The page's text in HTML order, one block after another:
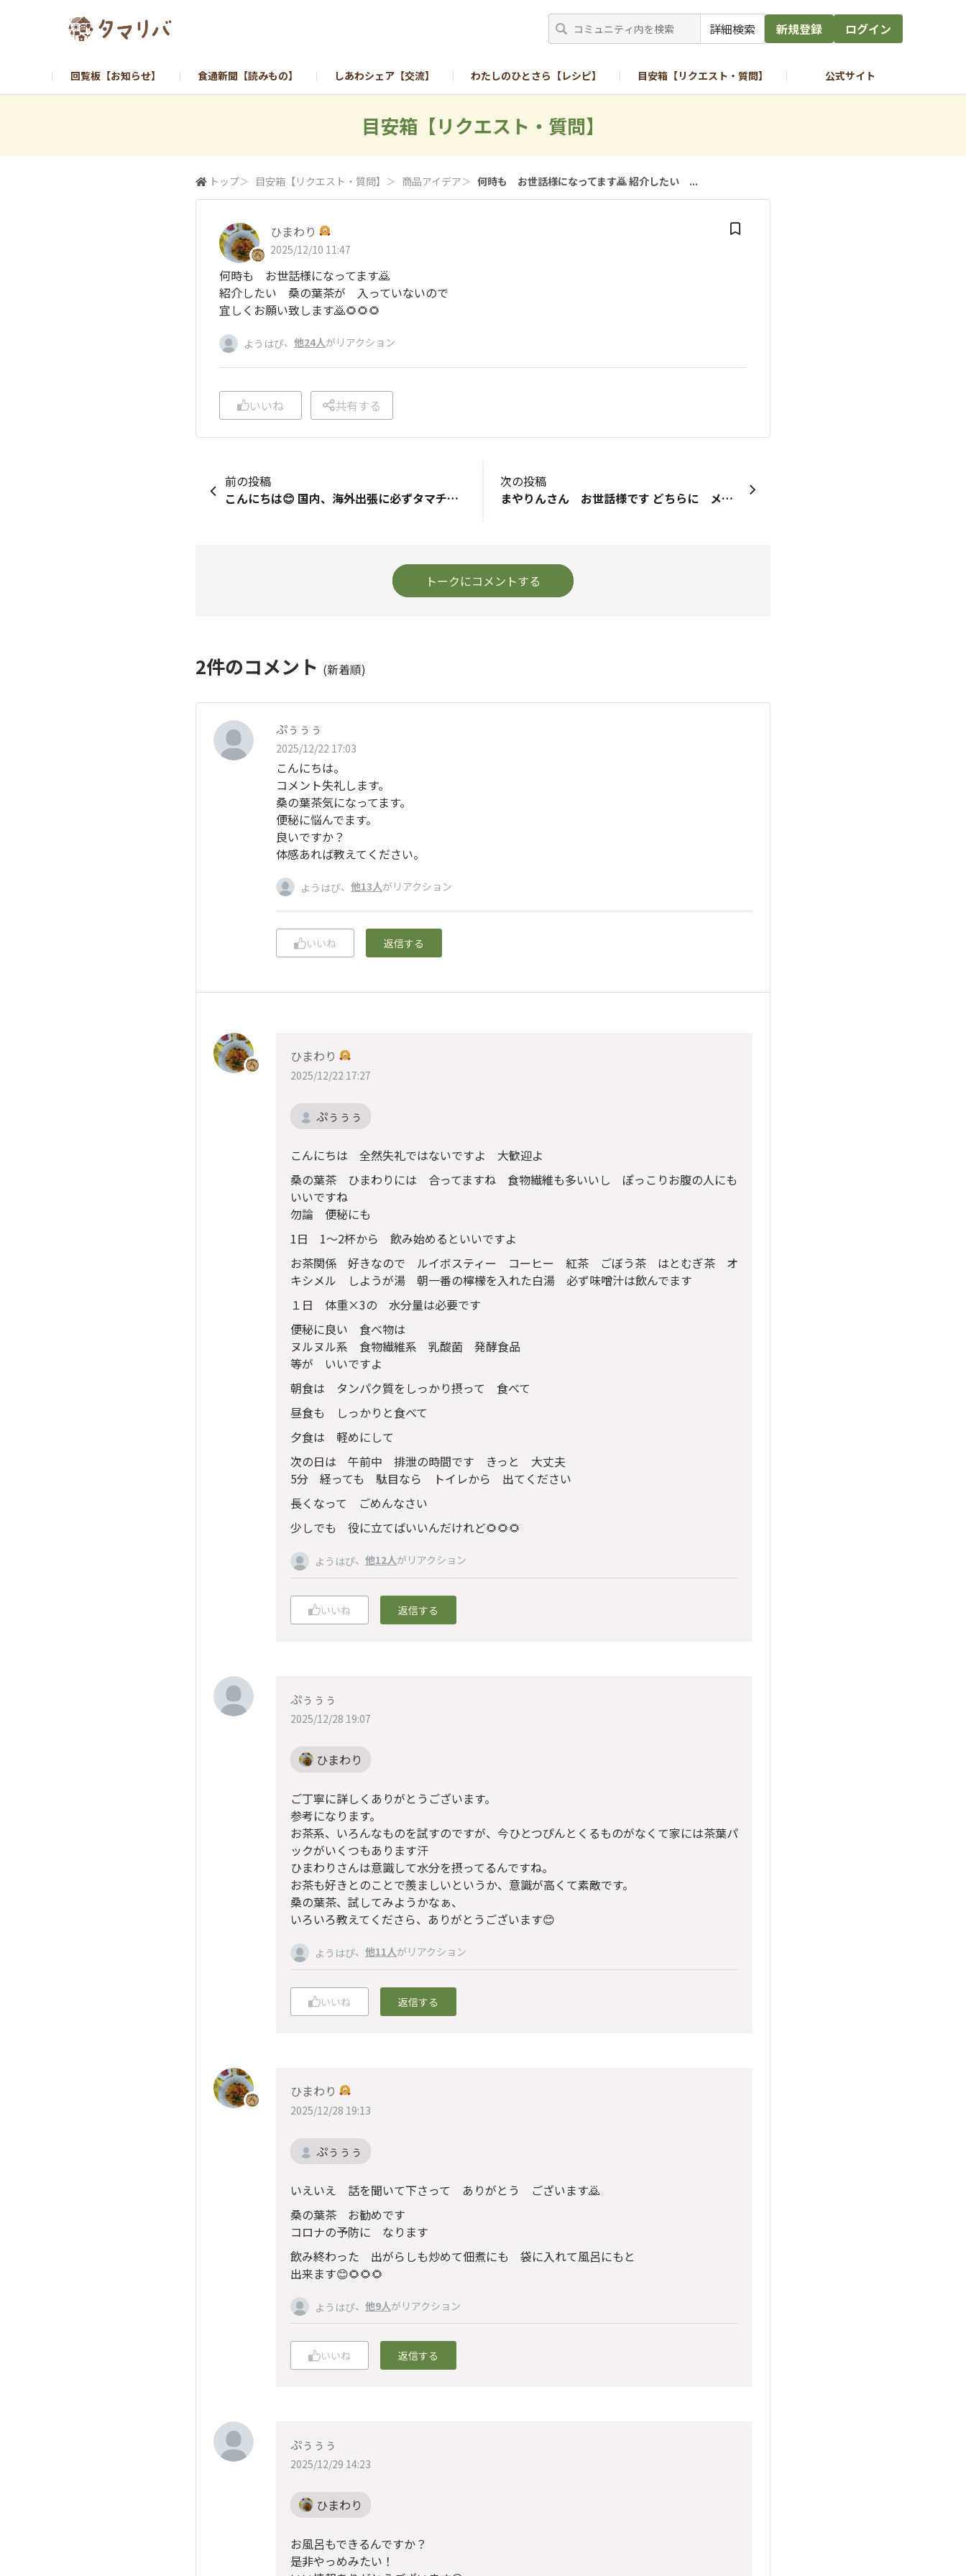
詳細検索 新規登録 ログイン
回覧板【お知らせ】 食通新聞【読みもの】 しあわシェア【交流】 わたしのひとさら【レシピ】 目安箱【リクエスト・質問】 公式サイト
目安箱【リクエスト・質問】
トップ＞ 目安箱【リクエスト・質問】 ＞ 商品アイデア＞ 何時も お世話様になってます🙇 紹介したい ...
ひまわり
2025/12/10 11:47
何時も お世話様になってます🙇
紹介したい 桑の葉茶が 入っていないので
宜しくお願い致します🙇🌻🌻🌻
ようはぴ、 他24人がリアクション
いいね 共有する
前の投稿
こんにちは😊 国内、海外出張に必ずタマチャン製品持参してます✈️ チャンス見計らってコラーゲンなどドリンクに入れて注目を浴びつつ勝手に布教活動していますが、こなゆきプラントベースコラーゲンの個包装の計画はございますか？ コスト高になってしまうかもしれませんがもしあればその場で差し上げる事が出来るので購入したいです🌿 もちろん自分も持ち運びしやすいのであればいいなと思ってます💐
次の投稿
まやりんさん お世話様です どちらに メッセージ 入れたら良いのか 分からず 両方に書きます プロフィールに 姓名が 書き出されているんですが 急な事で ビックリしてます 対処の方 宜しくお願いします🙇🌻
トークにコメントする
2件のコメント (新着順)
ぷぅぅぅ
2025/12/22 17:03
こんにちは。
コメント失礼します。
桑の葉茶気になってます。
便秘に悩んでます。
良いですか？
体感あれば教えてください。
ようはぴ、 他13人がリアクション
いいね 返信する
ひまわり
2025/12/22 17:27
ぷぅぅぅ
こんにちは 全然失礼ではないですよ 大歓迎よ
桑の葉茶 ひまわりには 合ってますね 食物繊維も多いいし ぽっこりお腹の人にも
いいですね
勿論 便秘にも
1日 1〜2杯から 飲み始めるといいですよ
お茶関係 好きなので ルイボスティー コーヒー 紅茶 ごぼう茶 はとむぎ茶 オ
キシメル しようが湯 朝一番の檸檬を入れた白湯 必ず味噌汁は飲んでます
１日 体重×3の 水分量は必要です
便秘に良い 食べ物は
ヌルヌル系 食物繊維系 乳酸菌 発酵食品
等が いいですよ
朝食は タンパク質をしっかり摂って 食べて
昼食も しっかりと食べて
夕食は 軽めにして
次の日は 午前中 排泄の時間です きっと 大丈夫
5分 経っても 駄目なら トイレから 出てください
長くなって ごめんなさい
少しでも 役に立てばいいんだけれど🌻🌻🌻
ようはぴ、 他12人がリアクション
いいね 返信する
ぷぅぅぅ
2025/12/28 19:07
ひまわり
ご丁寧に詳しくありがとうございます。
参考になります。
お茶系、いろんなものを試すのですが、今ひとつぴんとくるものがなくて家には茶葉パ
ックがいくつもあります汗
ひまわりさんは意識して水分を摂ってるんですね。
お茶も好きとのことで羨ましいというか、意識が高くて素敵です。
桑の葉茶、試してみようかなぁ、
いろいろ教えてくださら、ありがとうございます😊
ようはぴ、 他11人がリアクション
いいね 返信する
ひまわり
2025/12/28 19:13
ぷぅぅぅ
いえいえ 話を聞いて下さって ありがとう ございます🙇
桑の葉茶 お勧めです
コロナの予防に なります
飲み終わった 出がらしも炒めて佃煮にも 袋に入れて風呂にもと
出来ます😊🌻🌻🌻
ようはぴ、 他9人がリアクション
いいね 返信する
ぷぅぅぅ
2025/12/29 14:23
ひまわり
お風呂もできるんですか？
是非やっめみたい！